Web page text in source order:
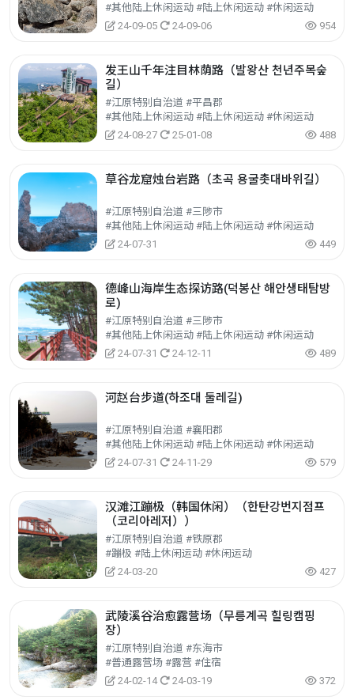
#其他陆上休闲运动 #陆上休闲运动 #休闲运动
24-09-05
24-09-06 954
发王山千年注目林荫路（발왕산 천년주목숲
길）
#江原特别自治道 #平昌郡
#其他陆上休闲运动 #陆上休闲运动 #休闲运动
24-08-27
25-01-08 488
草谷龙窟烛台岩路（초곡 용굴촛대바위길）
#江原特别自治道 #三陟市
#其他陆上休闲运动 #陆上休闲运动 #休闲运动
24-07-31
449
德峰山海岸生态探访路(덕봉산 해안생태탐방
로)
#江原特别自治道 #三陟市
#其他陆上休闲运动 #陆上休闲运动 #休闲运动
24-07-31
24-12-11 489
河赵台步道(하조대 둘레길)
#江原特别自治道 #襄阳郡
#其他陆上休闲运动 #陆上休闲运动 #休闲运动
24-07-31
24-11-29 579
汉滩江蹦极（韩国休闲）（한탄강번지점프
（코리아레저））
#江原特别自治道 #铁原郡
#蹦极 #陆上休闲运动 #休闲运动
24-03-20
427
武陵溪谷治愈露营场（무릉계곡 힐링캠핑
장）
#江原特别自治道 #东海市
#普通露营场 #露营 #住宿
24-02-14
24-03-19 372